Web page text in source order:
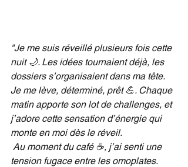
"Je me suis réveillé plusieurs fois cette
nuit 🌙. Les idées tournaient déjà, les
dossiers s’organisaient dans ma tête.
Je me lève, déterminé, prêt 💪. Chaque
matin apporte son lot de challenges, et
j’adore cette sensation d’énergie qui
monte en moi dès le réveil.
Au moment du café ☕, j’ai senti une
tension fugace entre les omoplates.